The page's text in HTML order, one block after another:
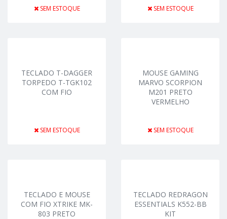
SEM ESTOQUE SEM ESTOQUE
TECLADO T-DAGGER
TORPEDO T-TGK102
COM FIO
SEM ESTOQUE
MOUSE GAMING
MARVO SCORPION
M201 PRETO
VERMELHO
SEM ESTOQUE
TECLADO E MOUSE
COM FIO XTRIKE MK-
803 PRETO
TECLADO REDRAGON
ESSENTIALS K552-BB
KIT